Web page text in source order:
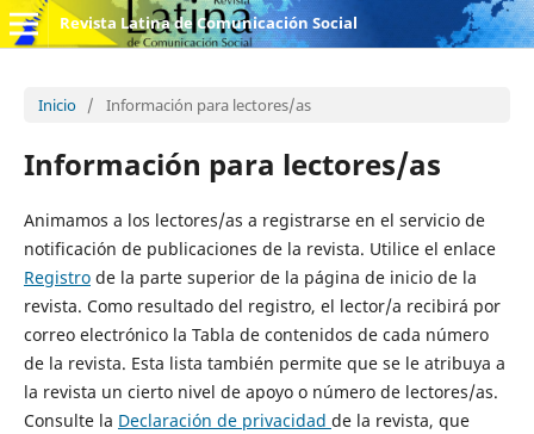
Revista Latina de Comunicación Social
Inicio / Información para lectores/as
Información para lectores/as
Animamos a los lectores/as a registrarse en el servicio de
notificación de publicaciones de la revista. Utilice el enlace
Registrode la parte superior de la página de inicio de la
revista. Como resultado del registro, el lector/a recibirá por
correo electrónico la Tabla de contenidos de cada número
de la revista. Esta lista también permite que se le atribuya a
la revista un cierto nivel de apoyo o número de lectores/as.
Consulte la Declaración de privacidad de la revista, que